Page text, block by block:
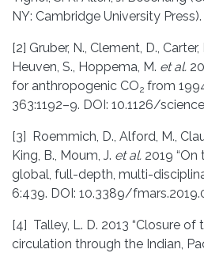
NY: Cambridge University Press).
[2] Gruber, N., Clement, D., Carter,
Heuven, S., Hoppema, M. et al.
for anthropogenic CO2 from
363:1192–9. DOI: 10.1126/
[3] Roemmich, D., Alford, M.,
King, B., Moum, J. et al. 2019
global, full-depth, multi-
6:439. DOI: 10.3389/
[4] Talley, L. D. 2013 “Closure
circulation through the Indian,